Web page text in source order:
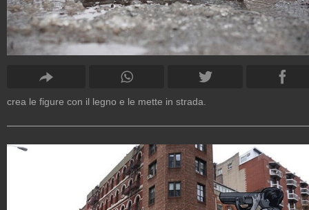
crea le figure con il legno e le mette in strada.